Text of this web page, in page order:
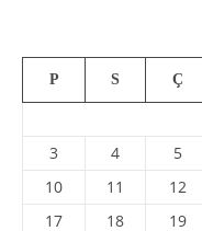
P S Ç
3
4 5
10
11 12
17
18 19